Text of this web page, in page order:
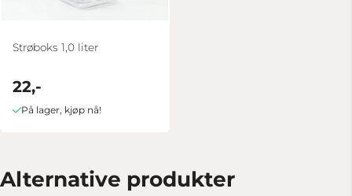
Strøboks 1,0 liter
22,-
På lager, kjøp nå!
Alternative produkter